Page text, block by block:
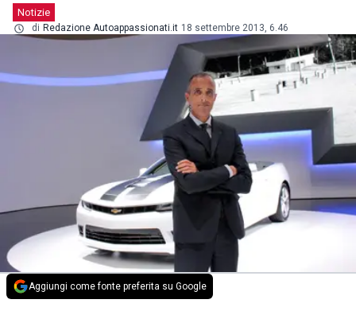
Notizie
di Redazione Autoappassionati.it 18 settembre 2013, 6.46
Aggiungi come fonte preferita su Google